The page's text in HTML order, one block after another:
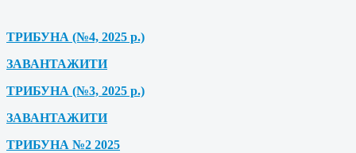
ТРИБУНА (№4, 2025 р.)
ЗАВАНТАЖИТИ
ТРИБУНА (№3, 2025 р.)
ЗАВАНТАЖИТИ
ТРИБУНА №2 2025